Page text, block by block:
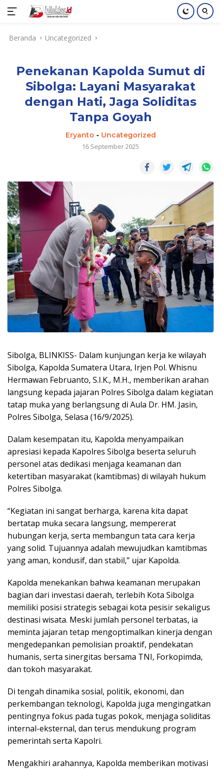
Beranda Uncategorized
Penekanan Kapolda Sumut di
Sibolga: Layani Masyarakat
dengan Hati, Jaga Soliditas
Tanpa Goyah
Eryanto - Uncategorized
16 September 2025
Sibolga, BLINKISS- Dalam kunjungan kerja ke wilayah
Sibolga, Kapolda Sumatera Utara, Irjen Pol. Whisnu
Hermawan Februanto, S.I.K., M.H., memberikan arahan
langsung kepada jajaran Polres Sibolga dalam kegiatan
tatap muka yang berlangsung di Aula Dr. HM. Jasin,
Polres Sibolga, Selasa (16/9/2025).
Dalam kesempatan itu, Kapolda menyampaikan
apresiasi kepada Kapolres Sibolga beserta seluruh
personel atas dedikasi menjaga keamanan dan
ketertiban masyarakat (kamtibmas) di wilayah hukum
Polres Sibolga.
“Kegiatan ini sangat berharga, karena kita dapat
bertatap muka secara langsung, mempererat
hubungan kerja, serta membangun tata cara kerja
yang solid. Tujuannya adalah mewujudkan kamtibmas
yang aman, kondusif, dan stabil,” ujar Kapolda.
Kapolda menekankan bahwa keamanan merupakan
bagian dari investasi daerah, terlebih Kota Sibolga
memiliki posisi strategis sebagai kota pesisir sekaligus
destinasi wisata. Meski jumlah personel terbatas, ia
meminta jajaran tetap mengoptimalkan kinerja dengan
mengedepankan pemolisian proaktif, pendekatan
humanis, serta sinergitas bersama TNI, Forkopimda,
dan tokoh masyarakat.
Di tengah dinamika sosial, politik, ekonomi, dan
perkembangan teknologi, Kapolda juga mengingatkan
pentingnya fokus pada tugas pokok, menjaga soliditas
internal-eksternal, dan terus mendukung program
pemerintah serta Kapolri.
Mengakhiri arahannya, Kapolda memberikan motivasi